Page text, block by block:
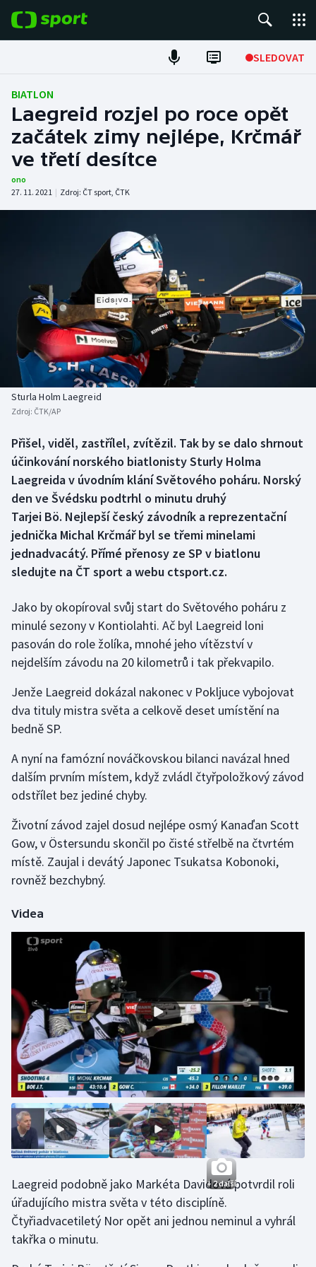
SLEDOVAT
Fotbal
Hokej
Tenis
Atletika
Americký fotbal
Baseball a softbal
Basketbal
Biatlon
Box
Curling
Dostihy
Florbal
Golf
Gymnastika
Házená
Jezdectví
Judo
Krasobruslení
Lezení
Lyže a snowboard
Motorsport
Olympijské hry
Parasport
Plavání
Plážový volejbal
Ragby
Rychlobruslení
Rychlostní kanoistika
Short track
Sportovní střelba
NEPŘEHLÉDNĚTE
Soutěže
Historické návraty
Aplikace ČT sport
BIATLON
Laegreid rozjel po roce opět
začátek zimy nejlépe, Krčmář
ve třetí desítce
ono
27. 11. 2021 | Zdroj: ČT sport, ČTK
Sturla Holm Laegreid
Zdroj: ČTK/AP
Přišel, viděl, zastřílel, zvítězil. Tak by se dalo shrnout
účinkování norského biatlonisty Sturly Holma
Laegreida v úvodním klání Světového poháru. Norský
den ve Švédsku podtrhl o minutu druhý
Tarjei Bö. Nejlepší český závodník a reprezentační
jednička Michal Krčmář byl se třemi minelami
jednadvacátý. Přímé přenosy ze SP v biatlonu
sledujte na ČT sport a webu ctsport.cz.
Jako by okopíroval svůj start do Světového poháru z
minulé sezony v Kontiolahti. Ač byl Laegreid loni
pasován do role žolíka, mnohé jeho vítězství v
nejdelším závodu na 20 kilometrů i tak překvapilo.
Jenže Laegreid dokázal nakonec v Pokljuce vybojovat
dva tituly mistra světa a celkově deset umístění na
bedně SP.
A nyní na famózní nováčkovskou bilanci navázal hned
dalším prvním místem, když zvládl čtyřpoložkový závod
odstřílet bez jediné chyby.
Životní závod zajel dosud nejlépe osmý Kanaďan Scott
Gow, v Östersundu skončil po čisté střelbě na čtvrtém
místě. Zaujal i devátý Japonec Tsukatsa Kobonoki,
rovněž bezchybný.
Videa
+ 2 další
Laegreid podobně jako Markéta Davidová potvrdil roli
úřadujícího mistra světa v této disciplíně.
Čtyřiadvacetiletý Nor opět ani jednou neminul a vyhrál
takřka o minutu.